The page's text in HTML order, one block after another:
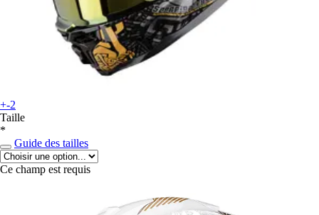
+-2
Taille
*
Guide des tailles
Ce champ est requis